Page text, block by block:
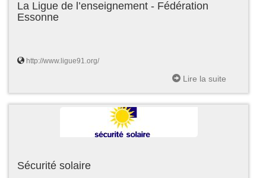
La Ligue de l’enseignement - Fédération
Essonne
http://www.ligue91.org/
Lire la suite
Sécurité solaire